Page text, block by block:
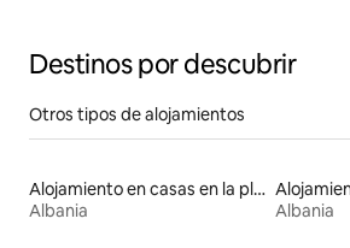
Destinos por descubrir
Otros tipos de alojamientos
Alojamiento en casas en la playa
Albania
Albania